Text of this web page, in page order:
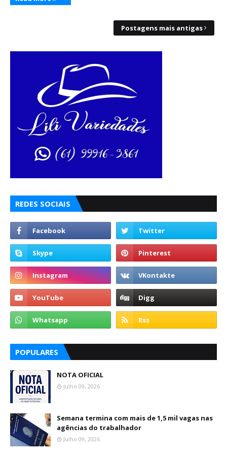
Postagens mais antigas
REDES SOCIAIS
POPULARES
NOTA OFICIAL
Julho 09, 2026
Semana termina com mais de 1,5 mil vagas nas
agências do trabalhador
Julho 09, 2026